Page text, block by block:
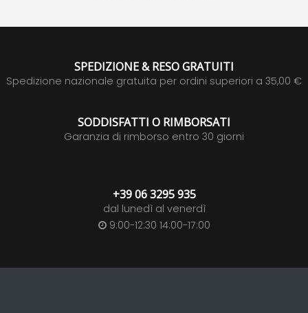
SPEDIZIONE & RESO GRATUITI
Spedizione nazionale gratuita per ordini superiori a 35,00 €
SODDISFATTI O RIMBORSATI
Garanzia di rimborso entro 30 giorni
+39 06 3295 935
dal lunedì al venerdì
9:00-12:30 14:00-17:00